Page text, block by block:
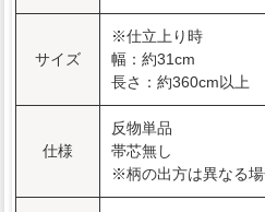
サイズ
※仕立上り時
幅：約31cm
長さ：約360cm以上
仕様
反物単品
帯芯無し
※柄の出方は異なる場